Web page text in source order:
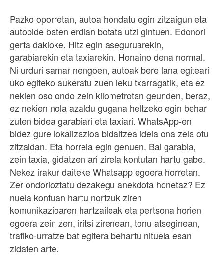
Pazko oporretan, autoa hondatu egin zitzaigun eta
autobide baten erdian botata utzi gintuen. Edonori
gerta dakioke. Hitz egin aseguruarekin,
garabiarekin eta taxiarekin. Honaino dena normal.
Ni urduri samar nengoen, autoak bere lana egiteari
uko egiteko aukeratu zuen leku txarragatik, eta ez
nekien oso ondo zein kilometrotan geunden, beraz,
ez nekien nola azaldu gugana heltzeko egin behar
zuten bidea garabiari eta taxiari. WhatsApp-en
bidez gure lokalizazioa bidaltzea ideia ona zela otu
zitzaidan. Eta horrela egin genuen. Bai garabia,
zein taxia, gidatzen ari zirela kontutan hartu gabe.
Nekez irakur daiteke Whatsapp egoera horretan.
Zer ondorioztatu dezakegu anekdota honetaz? Ez
nuela kontuan hartu nortzuk ziren
komunikazioaren hartzaileak eta pertsona horien
egoera zein zen, iritsi zirenean, tonu atseginean,
trafiko-urratze bat egitera behartu nituela esan
zidaten arte.